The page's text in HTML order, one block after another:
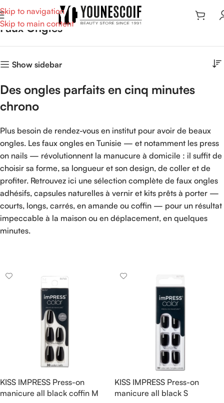
Skip to navigation
Skip to main content
Faux Ongles
Show sidebar
Des ongles parfaits en cinq minutes
chrono
Plus besoin de rendez-vous en institut pour avoir de beaux
ongles. Les faux ongles en Tunisie — et notamment les press
on nails — révolutionnent la manucure à domicile : il suffit de
choisir sa forme, sa longueur et son design, de coller et de
profiter. Retrouvez ici une sélection complète de faux ongles
adhésifs, capsules naturelles à vernir et kits prêts à porter —
courts, longs, carrés, en amande ou coffin — pour un résultat
impeccable à la maison ou en déplacement, en quelques
minutes.
KISS IMPRESS Press-on
manicure all black coffin M
KISS IMPRESS Press-on
manicure all black S